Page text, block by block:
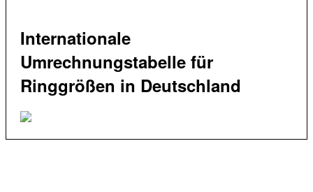
Internationale
Umrechnungstabelle für
Ringgrößen in Deutschland